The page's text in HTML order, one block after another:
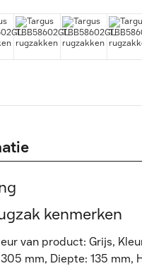
kenmerken
van product: Grijs,
mm, Diepte: 135 mm,